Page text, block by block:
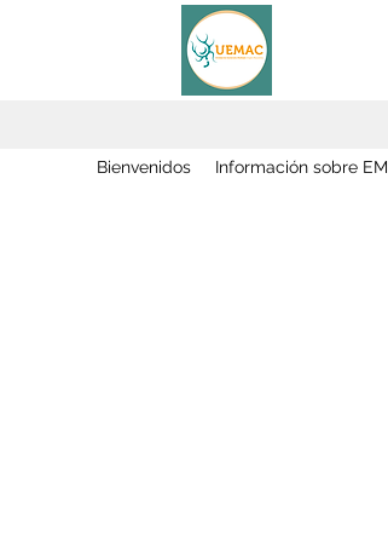
Bienvenidos Información sobre EM